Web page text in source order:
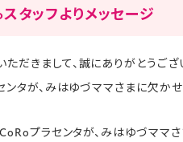
タッフよりメッセージ
だきまして、誠にありがとうござ
タが、みはゆづママさまに欠かせ
プラセンタが、みはゆづママ